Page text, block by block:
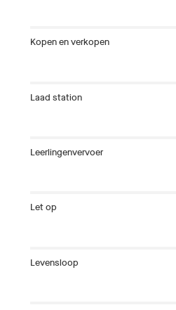
Kopen en verkopen
Laad station
Leerlingenvervoer
Let op
Levensloop